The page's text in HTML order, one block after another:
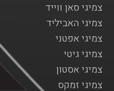
צמיגי סאן ווייד
צמיגי האביליד
צמיגי אפטני
צמיגי גיטי
צמיגי אסטון
צמיגי זמקס